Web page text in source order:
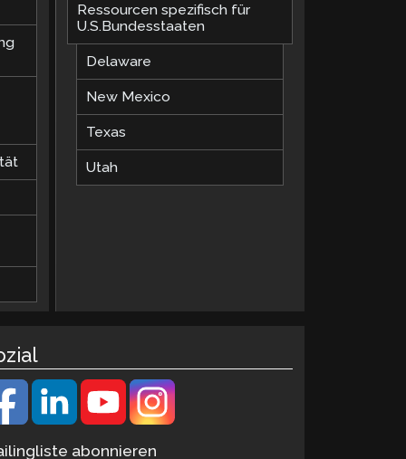
Ressourcen spezifisch für
U.S.Bundesstaaten
Delaware
New Mexico
Texas
Utah
abonnieren